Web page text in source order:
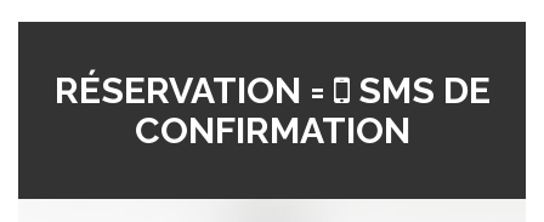
RÉSERVATION =
SMS DE
CONFIRMATION